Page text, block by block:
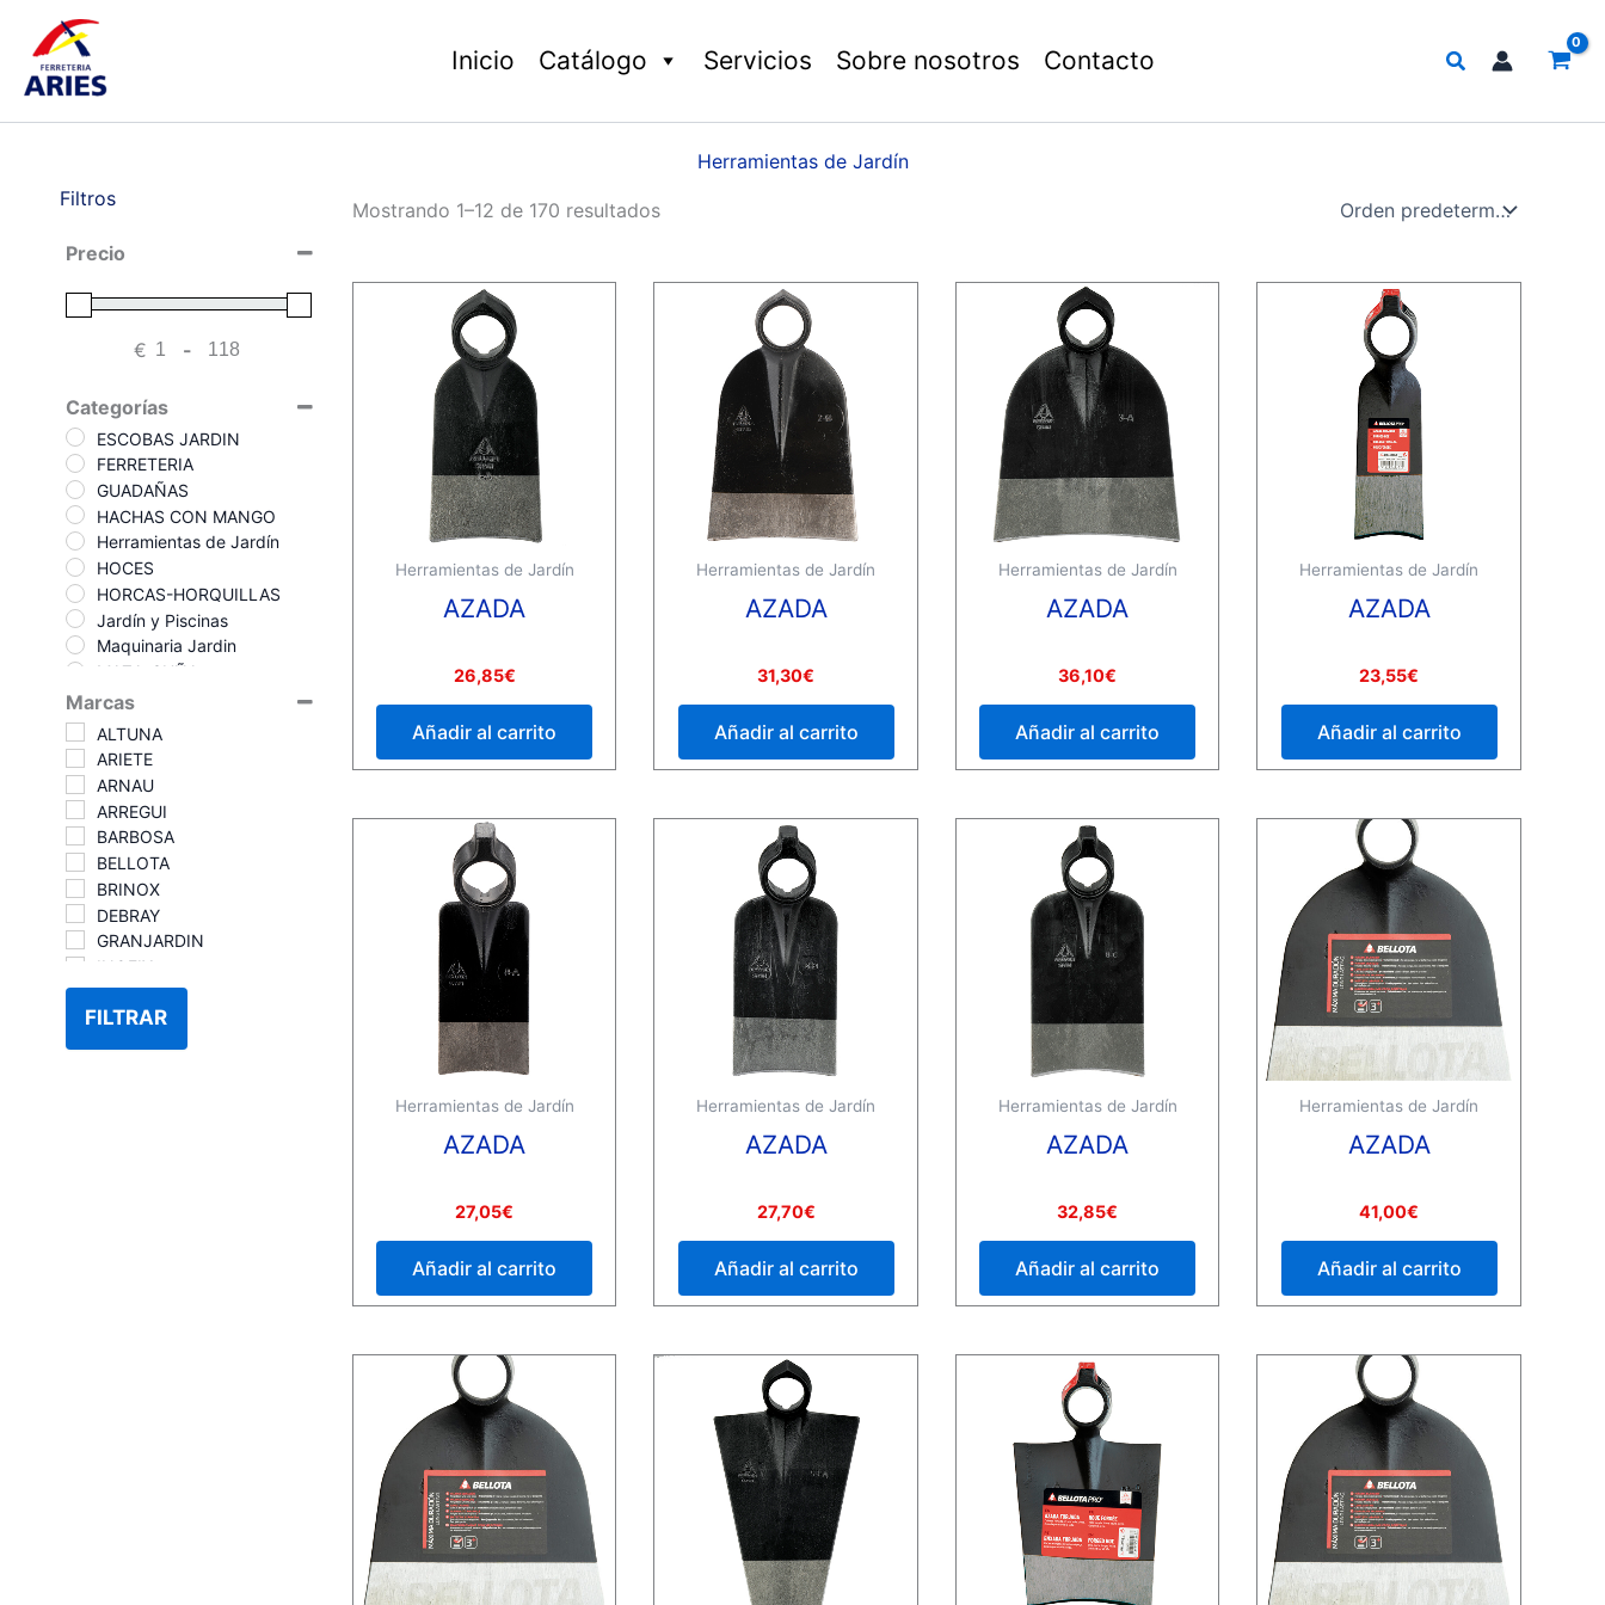
contenido
Inicio Catálogo Servicios Sobre nosotros Contacto Buscar
Herramientas de Jardín
Filtros
Precio
€ Minimum Price
- Maximum Price
Categorías
ESCOBAS JARDIN
FERRETERIA
GUADAÑAS
HACHAS CON MANGO
Herramientas de Jardín
HOCES
HORCAS-HORQUILLAS
Jardín y Piscinas
Maquinaria Jardin
MAZA-CUÑA
RASTRILLOS JARDIN
SERRUCHO PODAR
TAJAMATAS
TIJERA HIERBA
Tijera poda 2 manos
TIJERA PODA PERTIGA
TIJERA PODA SETOS
Marcas
ALTUNA
ARIETE
ARNAU
ARREGUI
BARBOSA
BELLOTA
BRINOX
DEBRAY
GRANJARDIN
INOFIX
MANNESMANN
PROFER GREEN
SP-BERNER
FILTRAR
Mostrando 1–12 de 170 resultados
Herramientas de Jardín
AZADA
Valorado
0
26,85€
Añadir al carrito
Herramientas de Jardín
AZADA
0
31,30€
Añadir al carrito
Herramientas de Jardín
AZADA
0
36,10€
Añadir al carrito
Herramientas de Jardín
AZADA
Valorado
0
23,55€
Añadir al carrito
Herramientas de Jardín
AZADA
0
27,05€
Añadir al carrito
Herramientas de Jardín
AZADA
0
27,70€
Añadir al carrito
Herramientas de Jardín
AZADA
Valorado
0
32,85€
Añadir al carrito
Herramientas de Jardín
AZADA
0
41,00€
Añadir al carrito